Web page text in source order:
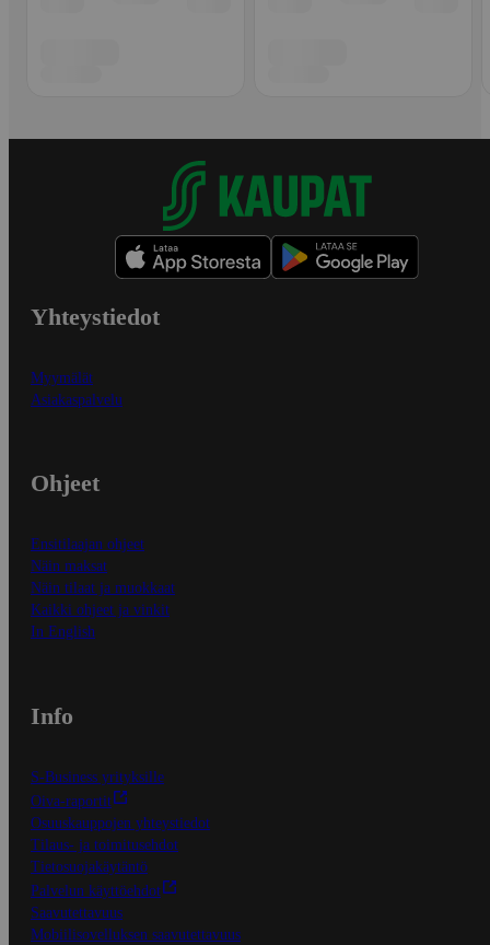
Yhteystiedot
Myymälät
Asiakaspalvelu
Ohjeet
Ensitilaajan ohjeet
Näin maksat
Näin tilaat ja muokkaat
Kaikki ohjeet ja vinkit
In English
Info
S-Business yrityksille
Oiva-raportit
Osuuskauppojen yhteystiedot
Tilaus- ja toimitusehdot
Tietosuojakäytäntö
Palvelun käyttöehdot
Saavutettavuus
Mobiilisovelluksen saavutettavuus